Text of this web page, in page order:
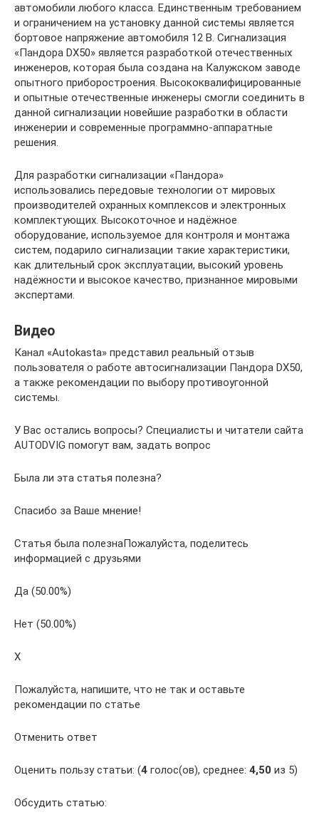
автомобили любого класса. Единственным требованием
и ограничением на установку данной системы является
бортовое напряжение автомобиля 12 В. Сигнализация
«Пандора DX50» является разработкой отечественных
инженеров, которая была создана на Калужском заводе
опытного приборостроения. Высококвалифицированные
и опытные отечественные инженеры смогли соединить в
данной сигнализации новейшие разработки в области
инженерии и современные программно-аппаратные
решения.
Для разработки сигнализации «Пандора»
использовались передовые технологии от мировых
производителей охранных комплексов и электронных
комплектующих. Высокоточное и надёжное
оборудование, используемое для контроля и монтажа
систем, подарило сигнализации такие характеристики,
как длительный срок эксплуатации, высокий уровень
надёжности и высокое качество, признанное мировыми
экспертами.
Видео
Канал «Autokasta» представил реальный отзыв
пользователя о работе автосигнализации Пандора DX50,
а также рекомендации по выбору противоугонной
системы.
У Вас остались вопросы? Специалисты и читатели сайта
AUTODVIG помогут вам, задать вопрос
Была ли эта статья полезна?
Спасибо за Ваше мнение!
Статья была полезнаПожалуйста, поделитесь
информацией с друзьями
Да (50.00%)
Нет (50.00%)
X
Пожалуйста, напишите, что не так и оставьте
рекомендации по статье
Отменить ответ
Оценить пользу статьи: (4 голос(ов), среднее: 4,50 из 5)
Обсудить статью: